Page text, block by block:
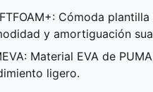
Cómoda
y amortiguación
Material EVA de
ligero.